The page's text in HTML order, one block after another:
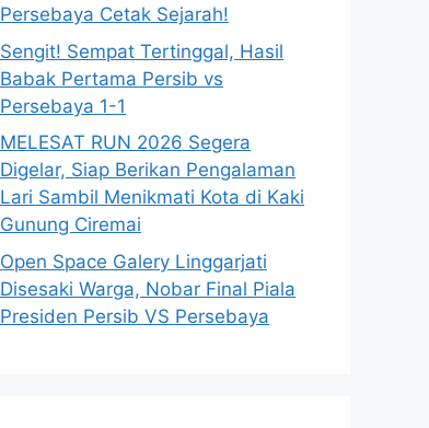
Persebaya Cetak Sejarah!
Sengit! Sempat Tertinggal, Hasil
Babak Pertama Persib vs
Persebaya 1-1
MELESAT RUN 2026 Segera
Digelar, Siap Berikan Pengalaman
Lari Sambil Menikmati Kota di Kaki
Gunung Ciremai
Open Space Galery Linggarjati
Disesaki Warga, Nobar Final Piala
Presiden Persib VS Persebaya